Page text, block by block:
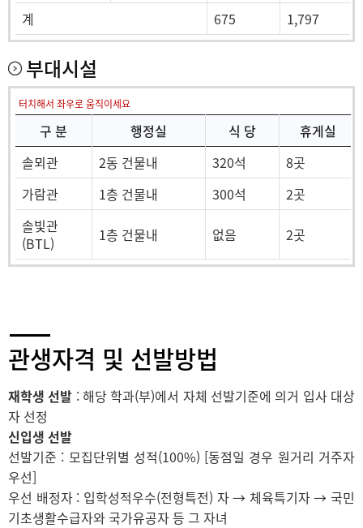
계
675 1,797
부대시설
터치해서 좌우로 움직이세요
구 분 행정실 식 당
휴게실
솔뫼관
2동 건물내 320석
8곳
가람관
1층 건물내 300석
2곳
솔빛관
(BTL)
1층 건물내 없음 2곳
관생자격 및 선발방법
재학생 선발 : 해당 학과(부)에서 자체 선발기준에 의거 입사 대상
자 선정
신입생 선발
선발기준 : 모집단위별 성적(100%) [동점일 경우 원거리 거주자
우선]
우선 배정자 : 입학성적우수(전형특전) 자 → 체육특기자 → 국민
기초생활수급자와 국가유공자 등 그 자녀